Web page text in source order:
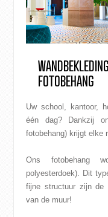
FOTOBEHANG
Uw school, kantoor,
één dag? Dankzij
fotobehang) krijgt elke
Ons fotobehang
polyesterdoek). Dit
fijne structuur zijn de
van de muur!